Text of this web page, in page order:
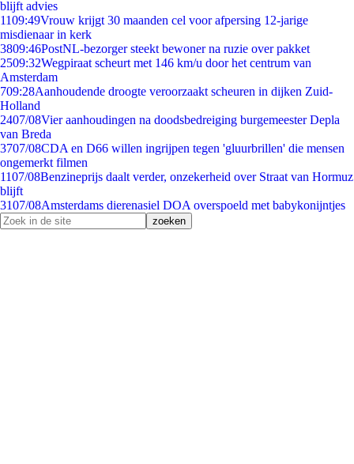
blijft advies
1109:49Vrouw krijgt 30 maanden cel voor afpersing 12-jarige
misdienaar in kerk
3809:46PostNL-bezorger steekt bewoner na ruzie over pakket
2509:32Wegpiraat scheurt met 146 km/u door het centrum van
Amsterdam
709:28Aanhoudende droogte veroorzaakt scheuren in dijken Zuid-
Holland
2407/08Vier aanhoudingen na doodsbedreiging burgemeester Depla
van Breda
3707/08CDA en D66 willen ingrijpen tegen 'gluurbrillen' die mensen
ongemerkt filmen
1107/08Benzineprijs daalt verder, onzekerheid over Straat van Hormuz
blijft
3107/08Amsterdams dierenasiel DOA overspoeld met babykonijntjes